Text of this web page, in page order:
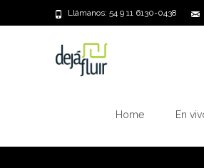
Llámanos: 54 9 11 6130-0438
Home En